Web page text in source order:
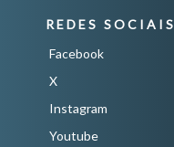
REDES SOCIAIS
Facebook
X
Instagram
Youtube